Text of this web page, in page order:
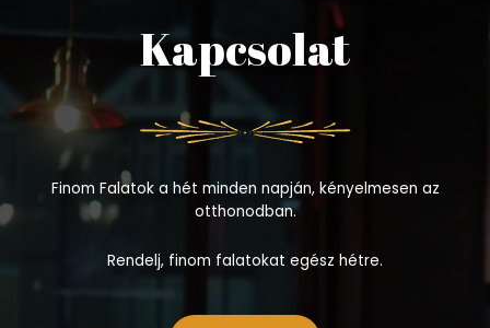
Kapcsolat
Finom Falatok a hét minden napján, kényelmesen az
otthonodban.
Rendelj, finom falatokat egész hétre.